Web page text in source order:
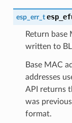
esp_err_t
Return
written to
Base MAC
addresses
API returns
was
format.